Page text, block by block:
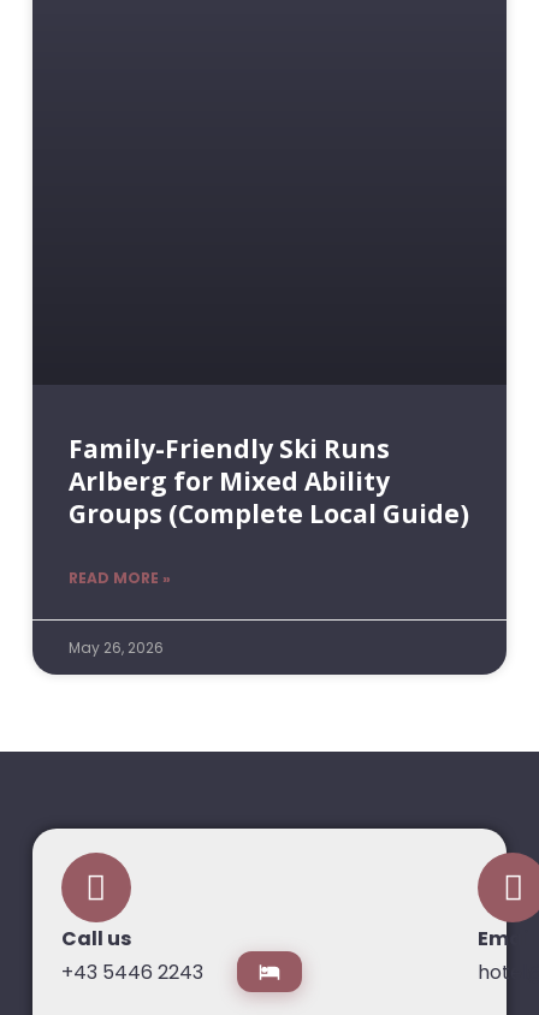
Family-Friendly Ski Runs
Arlberg for Mixed Ability
Groups (Complete Local Guide)
READ MORE »
May 26, 2026
Call us
+43 5446 2243
Email